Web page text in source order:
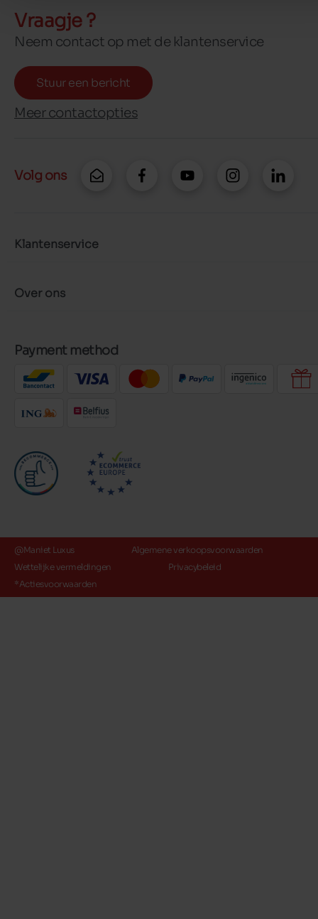
Vraagje ?
Neem contact op met de klantenservice
Stuur een bericht
Meer contactopties
Volg ons
Klantenservice
Over ons
Payment method
@Maniet Luxus
Algemene verkoopsvoorwaarden
Wettelijke vermeldingen
Privacybeleid
*Actiesvoorwaarden